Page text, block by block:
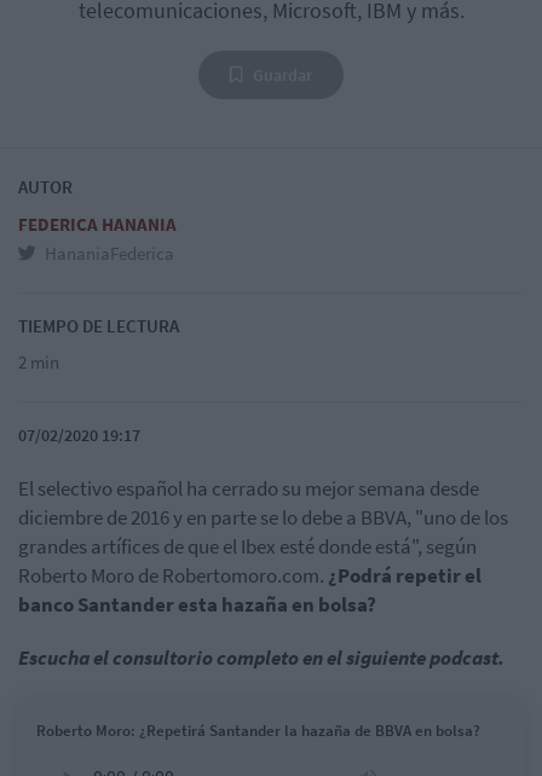
telecomunicaciones, Microsoft, IBM y más.
AUTOR
FEDERICA HANANIA
HananiaFederica
TIEMPO DE LECTURA
2 min
07/02/2020 19:17
El selectivo español ha cerrado su mejor semana desde
diciembre de 2016 y en parte se lo debe a BBVA, "uno de los
grandes artífices de que el Ibex esté donde está", según
Roberto Moro de Robertomoro.com. ¿Podrá repetir el
banco Santander esta hazaña en bolsa?
Escucha el consultorio completo en el siguiente podcast.
Roberto Moro: ¿Repetirá Santander la hazaña de BBVA en bolsa?